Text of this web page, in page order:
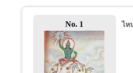
No. 1 ไห